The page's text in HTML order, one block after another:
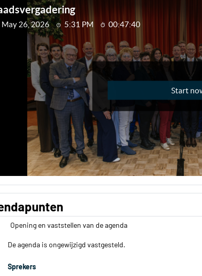
Opening en vaststellen van de agenda
De agenda is ongewijzigd vastgesteld.
Sprekers